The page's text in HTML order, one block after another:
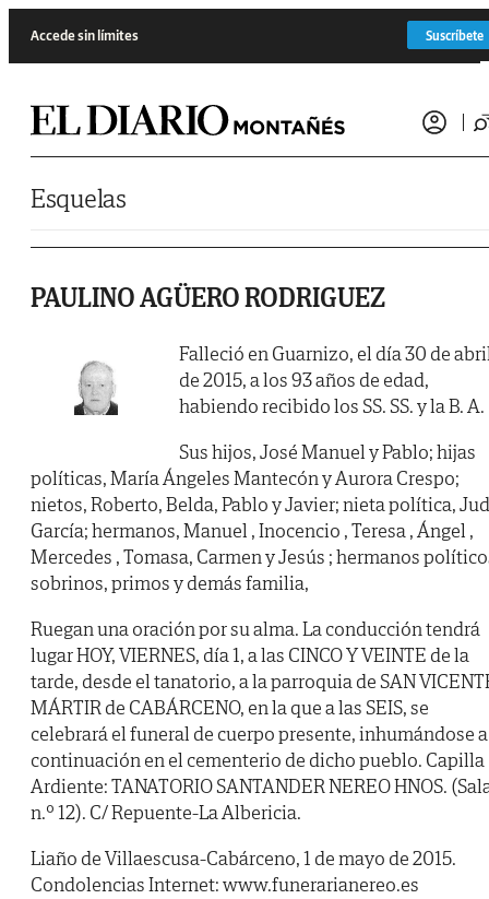
Accede sin límites Suscríbete
Esquelas
PAULINO AGÜERO RODRIGUEZ
Falleció en Guarnizo, el día 30 de
de 2015, a los 93 años de edad,
habiendo recibido los SS. SS. y la B. A.
Sus hijos, José Manuel y Pablo; hijas
políticas, María Ángeles Mantecón y Aurora Crespo;
nietos, Roberto, Belda, Pablo y Javier; nieta política,
García; hermanos, Manuel , Inocencio , Teresa , Ángel ,
Mercedes , Tomasa, Carmen y Jesús ; hermanos
sobrinos, primos y demás familia,
Ruegan una oración por su alma. La conducción tendrá
lugar HOY, VIERNES, día 1, a las CINCO Y VEINTE de la
tarde, desde el tanatorio, a la parroquia de SAN
MÁRTIR de CABÁRCENO, en la que a las SEIS, se
celebrará el funeral de cuerpo presente, inhumándose a
continuación en el cementerio de dicho pueblo. Capilla
Ardiente: TANATORIO SANTANDER NEREO HNOS.
n.º 12). C/ Repuente-La Albericia.
Liaño de Villaescusa-Cabárceno, 1 de mayo de 2015.
Condolencias Internet: www.funerarianereo.es